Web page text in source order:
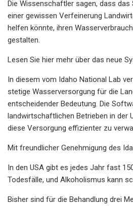
Die Wissenschaftler sagen, dass
einer gewissen Verfeinerung
helfen könnte, ihren
gestalten.
Lesen Sie hier mehr über das neue
In diesem vom Idaho National Lab
stetige Wasserversorgung für die
entscheidender Bedeutung. Die
landwirtschaftlichen Betrieben in der
diese Versorgung effizienter zu
Mit freundlicher Genehmigung des
In den USA gibt es jedes Jahr fast
Todesfälle, und Alkoholismus kann
Bisher sind für die Behandlung drei